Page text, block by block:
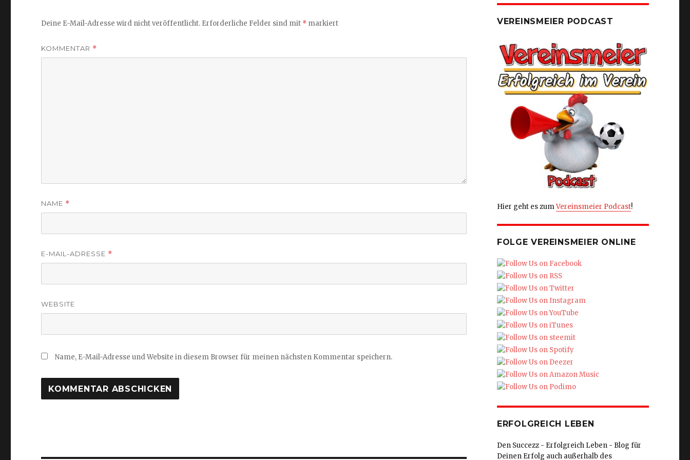
Deine E-Mail-Adresse wird nicht veröffentlicht. Erforderliche Felder sind mit * markiert
KOMMENTAR *
NAME *
E-MAIL-ADRESSE *
WEBSITE
Name, E-Mail-Adresse und Website in diesem Browser für meinen nächsten Kommentar speichern.
VEREINSMEIER PODCAST
Hier geht es zumVereinsmeier Podcast!
FOLGE VEREINSMEIER ONLINE
ERFOLGREICH LEBEN
Den Succezz - Erfolgreich Leben - Blog für
Deinen Erfolg auch außerhalb des